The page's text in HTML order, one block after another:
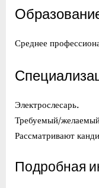
Среднее
Электрослесарь.
Требуемый/
Рассматривают
Подробная